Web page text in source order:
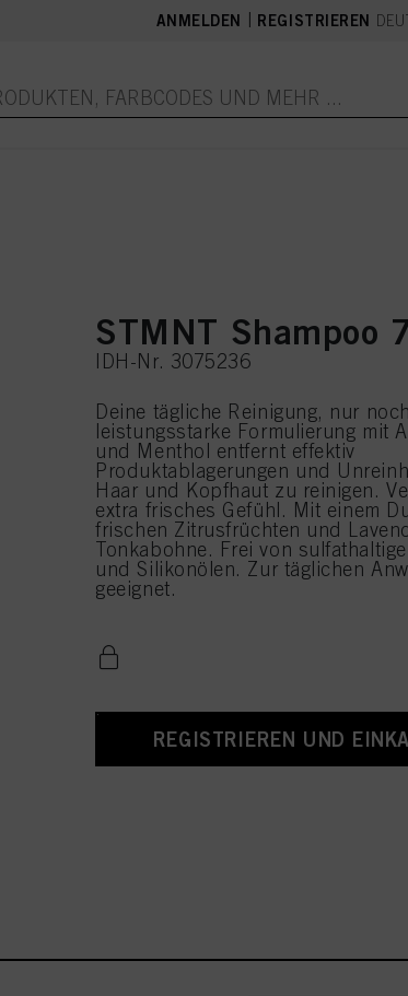
ANMELDEN REGISTRIEREN
STMNT Shampoo
IDH-Nr. 3075236
Deine tägliche Reinigung, nur
leistungsstarke Formulierung mit
und Menthol entfernt effektiv
Produktablagerungen und
Haar und Kopfhaut zu reinigen.
extra frisches Gefühl. Mit einem
frischen Zitrusfrüchten und
Tonkabohne. Frei von
und Silikonölen. Zur täglichen
geeignet.
REGISTRIEREN UND